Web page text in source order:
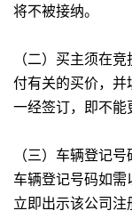
将不被接纳。
（二）买主须在
付有关的买价，
一经签订，即不
（三）车辆登记
车辆登记号码如
立即出示该公司注